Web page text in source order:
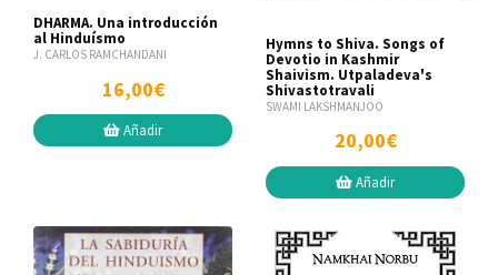
DHARMA. Una introducción
al Hinduísmo
J. CARLOS RAMCHANDANI
16,00€
Añadir
Hymns to Shiva. Songs of
Devotio in Kashmir
Shaivism. Utpaladeva's
Shivastotravali
SWAMI LAKSHMANJOO
20,00€
Añadir